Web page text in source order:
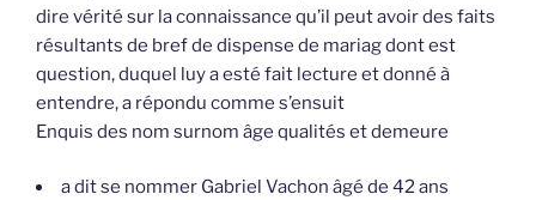
dire vérité sur la connaissance qu’il peut avoir des faits
résultants de bref de dispense de mariag dont est
question, duquel luy a esté fait lecture et donné à
entendre, a répondu comme s’ensuit
Enquis des nom surnom âge qualités et demeure
a dit se nommer Gabriel Vachon âgé de 42 ans